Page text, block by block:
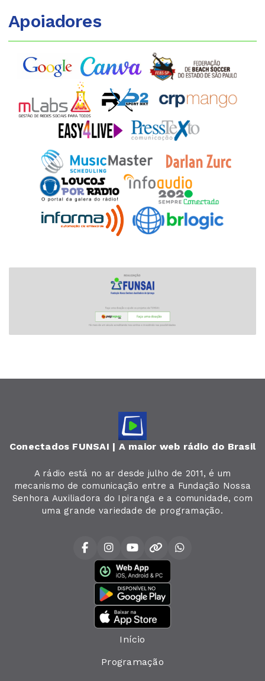
Apoiadores
Conectados FUNSAI | A maior web rádio do Brasil
A rádio está no ar desde julho de 2011, é um
mecanismo de comunicação entre a Fundação Nossa
Senhora Auxiliadora do Ipiranga e a comunidade, com
uma grande variedade de programação.
Início
Programação